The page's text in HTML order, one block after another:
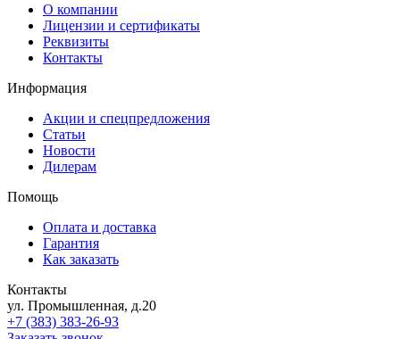
О компании
Лицензии и сертификаты
Реквизиты
Контакты
Информация
Акции и спецпредложения
Статьи
Новости
Дилерам
Помощь
Оплата и доставка
Гарантия
Как заказать
Контакты
ул. Промышленная, д.20
+7 (383) 383-26-93